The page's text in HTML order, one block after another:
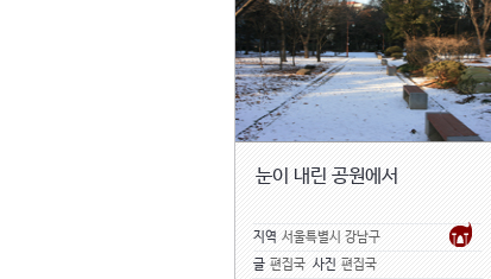
눈이 내린 공원에서
지역 서울특별시 강남구
글 편집국 사진 편집국